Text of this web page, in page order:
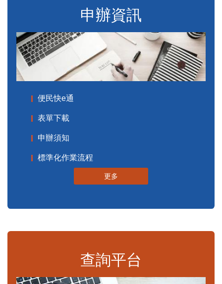
申辦資訊
便民快e通
表單下載
申辦須知
標準化作業流程
更多
查詢平台